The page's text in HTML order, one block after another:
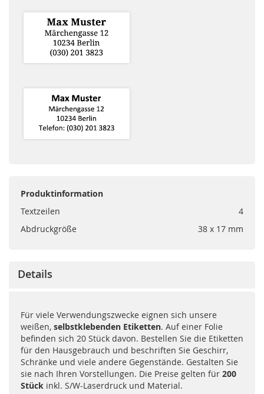
Produktinformation
Textzeilen
4
Abdruckgröße
38 x 17 mm
Details
Für viele Verwendungszwecke eignen sich unsere
weißen, selbstklebenden Etiketten. Auf einer Folie
befinden sich 20 Stück davon. Bestellen Sie die Etiketten
für den Hausgebrauch und beschriften Sie Geschirr,
Schränke und viele andere Gegenstände. Gestalten Sie
sie nach Ihren Vorstellungen. Die Preise gelten für 200
Stück inkl. S/W-Laserdruck und Material.